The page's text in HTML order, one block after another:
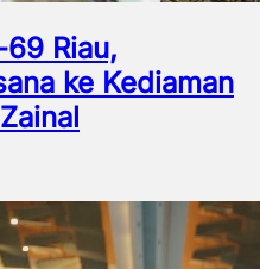
Riau,
ke Kediaman